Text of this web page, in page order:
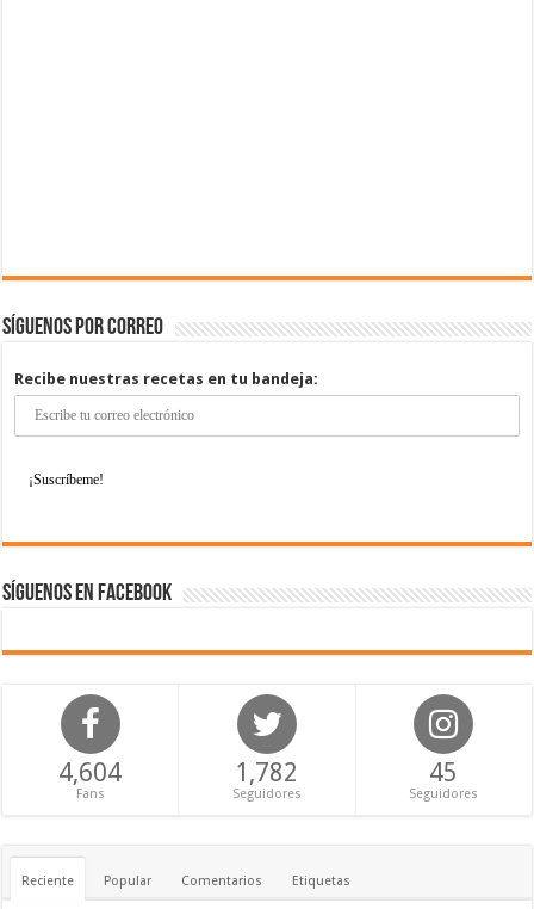
Síguenos por correo
Recibe nuestras recetas en tu bandeja:
Síguenos en Facebook
4,604
Fans
1,782
Seguidores
45
Seguidores
Reciente Popular Comentarios Etiquetas